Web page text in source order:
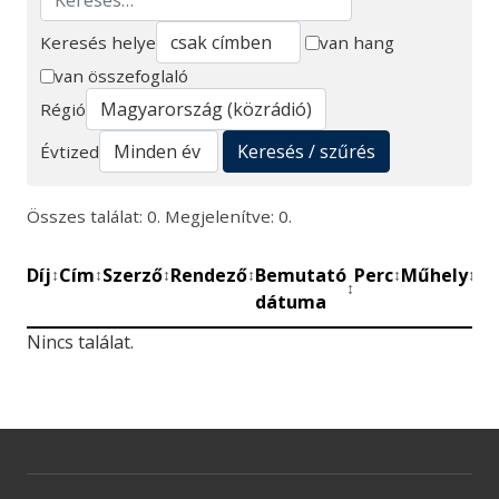
Keresés
Keresés helye
van hang
van összefoglaló
Régió
Évtized
Keresés / szűrés
Összes találat: 0. Megjelenítve: 0.
Díj↕Cím↕Szerző↕Rendező↕Bemutató
dátuma
↕
Perc↕Műhely↕
Nincs találat.